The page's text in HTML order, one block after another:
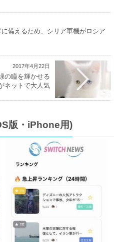
備えるため、シリア軍機がロシア
2017年4月22日
の瞳を輝かせる
ネットで大人気
版・iPhone用)